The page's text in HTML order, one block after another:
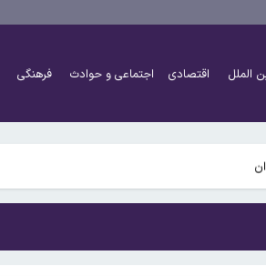
الملل اقتصادی اجتماعی و حوادث فرهنگی
تقریباً دو برابر شده است
باید بیشتر کار کنند و چه افرادی معاف هستند؟